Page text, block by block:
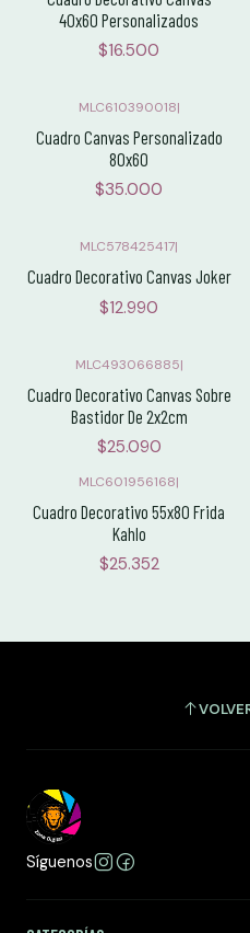
40x60 Personalizados
$16.500
MLC610390018|
Cuadro Canvas Personalizado
80x60
$35.000
MLC578425417|
Cuadro Decorativo Canvas Joker
$12.990
MLC493066885|
Cuadro Decorativo Canvas Sobre
Bastidor De 2x2cm
$25.090
MLC601956168|
Cuadro Decorativo 55x80 Frida
Kahlo
$25.352
Síguenos